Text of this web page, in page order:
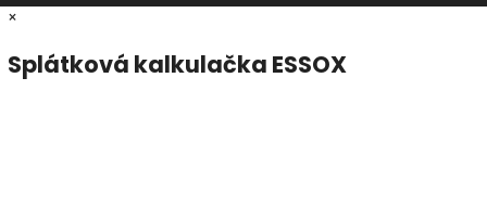
×
Splátková kalkulačka ESSOX